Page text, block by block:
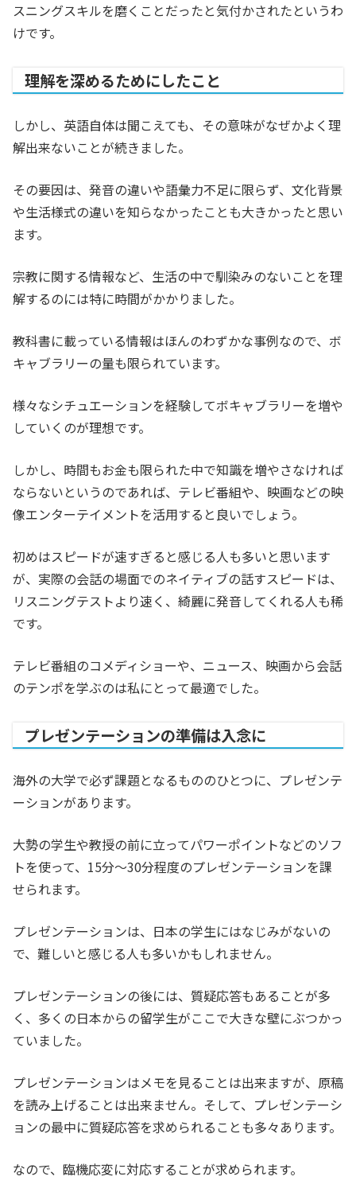
スニングスキルを磨くことだったと気付かされたというわ
けです。
理解を深めるためにしたこと
しかし、英語自体は聞こえても、その意味がなぜかよく理
解出来ないことが続きました。
その要因は、発音の違いや語彙力不足に限らず、文化背景
や生活様式の違いを知らなかったことも大きかったと思い
ます。
宗教に関する情報など、生活の中で馴染みのないことを理
解するのには特に時間がかかりました。
教科書に載っている情報はほんのわずかな事例なので、ボ
キャブラリーの量も限られています。
様々なシチュエーションを経験してボキャブラリーを増や
していくのが理想です。
しかし、時間もお金も限られた中で知識を増やさなければ
ならないというのであれば、テレビ番組や、映画などの映
像エンターテイメントを活用すると良いでしょう。
初めはスピードが速すぎると感じる人も多いと思います
が、実際の会話の場面でのネイティブの話すスピードは、
リスニングテストより速く、綺麗に発音してくれる人も稀
です。
テレビ番組のコメディショーや、ニュース、映画から会話
のテンポを学ぶのは私にとって最適でした。
プレゼンテーションの準備は入念に
海外の大学で必ず課題となるもののひとつに、プレゼンテ
ーションがあります。
大勢の学生や教授の前に立ってパワーポイントなどのソフ
トを使って、15分～30分程度のプレゼンテーションを課
せられます。
プレゼンテーションは、日本の学生にはなじみがないの
で、難しいと感じる人も多いかもしれません。
プレゼンテーションの後には、質疑応答もあることが多
く、多くの日本からの留学生がここで大きな壁にぶつかっ
ていました。
プレゼンテーションはメモを見ることは出来ますが、原稿
を読み上げることは出来ません。そして、プレゼンテーシ
ョンの最中に質疑応答を求められることも多々あります。
なので、臨機応変に対応することが求められます。